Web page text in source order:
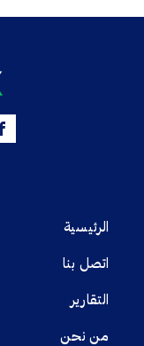
الرئيسية
اتصل بنا
التقارير
من نحن